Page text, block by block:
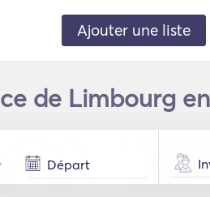
Ajouter une liste
de Limbourg